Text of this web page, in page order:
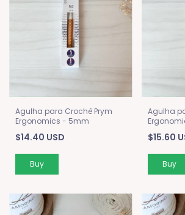
Agulha para Crochê Prym
Ergonomics - 5mm
$14.40 USD
Agulha
$15.60